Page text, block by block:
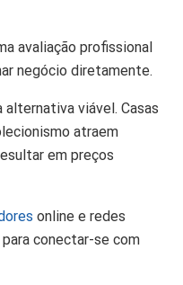
avaliação profissional
negócio diretamente.
viável. Casas
atraem
em preços
online e redes
conectar-se com